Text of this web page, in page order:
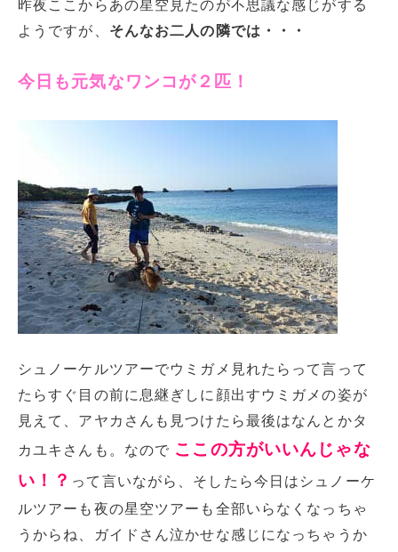
昨夜ここからあの星空見たのが不思議な感じがする
ようですが、 そんなお二人の隣では・・・
今日も元気なワンコが２匹！
シュノーケルツアーでウミガメ見れたらって言って
たらすぐ目の前に息継ぎしに顔出すウミガメの姿が
見えて、アヤカさんも見つけたら最後はなんとかタ
カユキさんも。なので ここの方がいいんじゃな
い！？ って言いながら、そしたら今日はシュノーケ
ルツアーも夜の星空ツアーも全部いらなくなっちゃ
うからね、ガイドさん泣かせな感じになっちゃうか